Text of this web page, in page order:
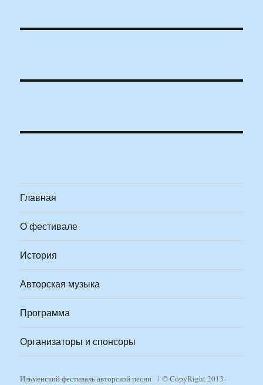
Главная
О фестивале
История
Авторская музыка
Программа
Организаторы и спонсоры
Ильменский фестиваль авторской песни © CopyRight 2013-